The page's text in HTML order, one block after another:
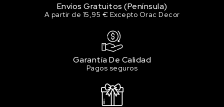
Envíos Gratuitos (Península)
A partir de 15,95 € Excepto Orac Decor
Garantía De Calidad
Pagos seguros